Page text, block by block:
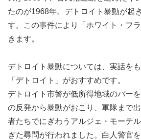
たのが1968年。デトロイト暴動が起
す。この事件により「ホワイト・フ
きます。
デトロイト暴動については、実話を
「デトロイト」がおすすめです。
デトロイト市警が低所得地域のバー
の反発から暴動がおこり、軍隊まで
者たちでにぎわうアルジェ・モーテ
ぎた尋問が行われました。白人警官